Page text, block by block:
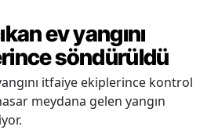
ev yangını
söndürüldü
itfaiye ekiplerince kontrol
meydana gelen yangın